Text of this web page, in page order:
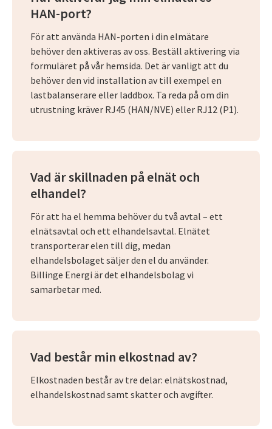
HAN-port?
För att använda HAN-porten i din elmätare
behöver den aktiveras av oss. Beställ aktivering via
formuläret på vår hemsida. Det är vanligt att du
behöver den vid installation av till exempel en
lastbalanserare eller laddbox. Ta reda på om din
utrustning kräver RJ45 (HAN/NVE) eller RJ12 (P1).
Vad är skillnaden på elnät och
elhandel?
För att ha el hemma behöver du två avtal – ett
elnätsavtal och ett elhandelsavtal. Elnätet
transporterar elen till dig, medan
elhandelsbolaget säljer den el du använder.
Billinge Energi är det elhandelsbolag vi
samarbetar med.
Vad består min elkostnad av?
Elkostnaden består av tre delar: elnätskostnad,
elhandelskostnad samt skatter och avgifter.